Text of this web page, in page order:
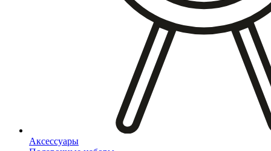
Аксессуары